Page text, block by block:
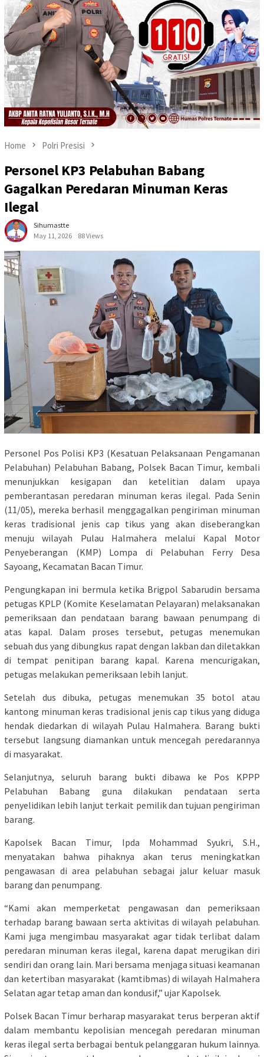
Home Polri Presisi
Personel KP3 Pelabuhan Babang
Gagalkan Peredaran Minuman Keras
Ilegal
Sihumastte
May 11, 2026
88 Views
Personel Pos Polisi KP3 (Kesatuan Pelaksanaan Pengamanan
Pelabuhan) Pelabuhan Babang, Polsek Bacan Timur, kembali
menunjukkan kesigapan dan ketelitian dalam upaya
pemberantasan peredaran minuman keras ilegal. Pada Senin
(11/05), mereka berhasil menggagalkan pengiriman minuman
keras tradisional jenis cap tikus yang akan diseberangkan
menuju wilayah Pulau Halmahera melalui Kapal Motor
Penyeberangan (KMP) Lompa di Pelabuhan Ferry Desa
Sayoang, Kecamatan Bacan Timur.
Pengungkapan ini bermula ketika Brigpol Sabarudin bersama
petugas KPLP (Komite Keselamatan Pelayaran) melaksanakan
pemeriksaan dan pendataan barang bawaan penumpang di
atas kapal. Dalam proses tersebut, petugas menemukan
sebuah dus yang dibungkus rapat dengan lakban dan diletakkan
di tempat penitipan barang kapal. Karena mencurigakan,
petugas melakukan pemeriksaan lebih lanjut.
Setelah dus dibuka, petugas menemukan 35 botol atau
kantong minuman keras tradisional jenis cap tikus yang diduga
hendak diedarkan di wilayah Pulau Halmahera. Barang bukti
tersebut langsung diamankan untuk mencegah peredarannya
di masyarakat.
Selanjutnya, seluruh barang bukti dibawa ke Pos KPPP
Pelabuhan Babang guna dilakukan pendataan serta
penyelidikan lebih lanjut terkait pemilik dan tujuan pengiriman
barang.
Kapolsek Bacan Timur, Ipda Mohammad Syukri, S.H.,
menyatakan bahwa pihaknya akan terus meningkatkan
pengawasan di area pelabuhan sebagai jalur keluar masuk
barang dan penumpang.
“Kami akan memperketat pengawasan dan pemeriksaan
terhadap barang bawaan serta aktivitas di wilayah pelabuhan.
Kami juga mengimbau masyarakat agar tidak terlibat dalam
peredaran minuman keras ilegal, karena dapat merugikan diri
sendiri dan orang lain. Mari bersama menjaga situasi keamanan
dan ketertiban masyarakat (kamtibmas) di wilayah Halmahera
Selatan agar tetap aman dan kondusif,” ujar Kapolsek.
Polsek Bacan Timur berharap masyarakat terus berperan aktif
dalam membantu kepolisian mencegah peredaran minuman
keras ilegal serta berbagai bentuk pelanggaran hukum lainnya.